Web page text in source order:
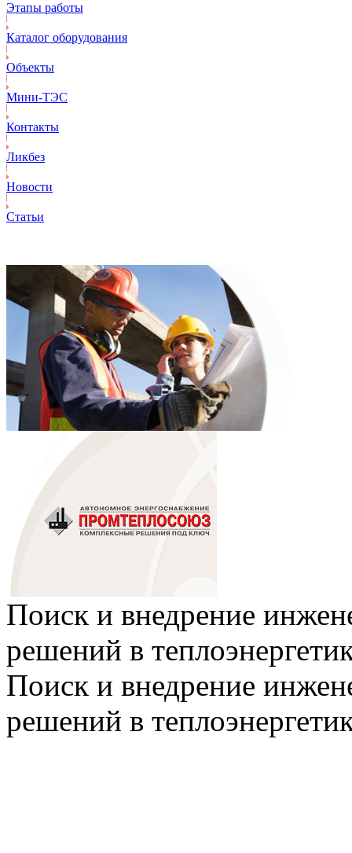
Этапы работы
Каталог оборудования
Объекты
Mини-ТЭС
Контакты
Ликбез
Новости
Статьи
Поиск и внедрение
решений в
Поиск и внедрение
решений в